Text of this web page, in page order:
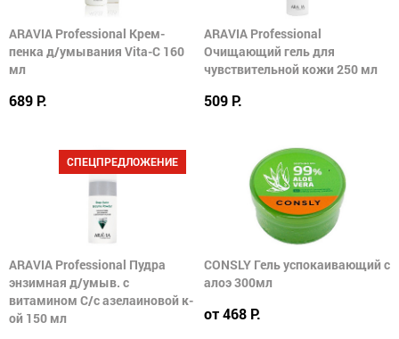
ARAVIA Professional Крем-
пенка д/умывания Vita-С 160
мл
689 Р.
ARAVIA Professional
Очищающий гель для
чувствительной кожи 250 мл
509 Р.
СПЕЦПРЕДЛОЖЕНИЕ
ARAVIA Professional Пудра
энзимная д/умыв. с
витамином С/с азелаиновой к-
ой 150 мл
CONSLY Гель успокаивающий с
алоэ 300мл
от 468 Р.